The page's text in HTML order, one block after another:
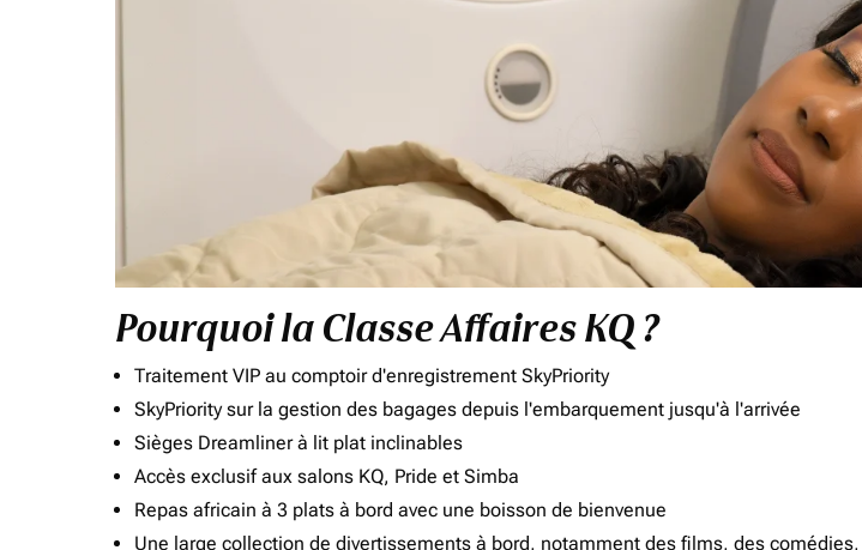
Pourquoi la Classe Affaires KQ ?
Traitement VIP au comptoir d'enregistrement SkyPriority
SkyPriority sur la gestion des bagages depuis l'embarquement jusqu'à l'arrivée
Sièges Dreamliner à lit plat inclinables
Accès exclusif aux salons KQ, Pride et Simba
Repas africain à 3 plats à bord avec une boisson de bienvenue
Une large collection de divertissements à bord, notamment des films, des